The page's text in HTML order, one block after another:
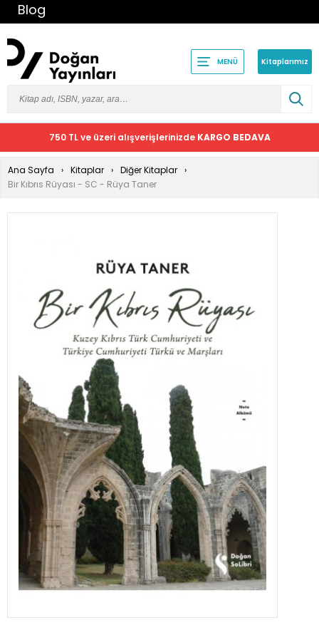
Blog
MENÜ Kitaplarımız
750 TL ve üzeri alışverişlerinizde KARGO BEDAVA
Ana Sayfa Kitaplar
Diğer Kitaplar
Bir Kıbrıs Rüyası - SC - Rüya Taner